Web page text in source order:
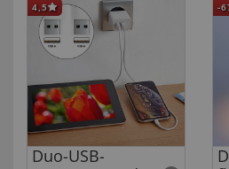
4,5
Duo-USB-
-